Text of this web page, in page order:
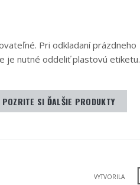
Pri odkladaní prázdneho
je nutné oddeliť plastovú etiketu.
POZRITE SI ĎALŠIE PRODUKTY
VYTVORILA